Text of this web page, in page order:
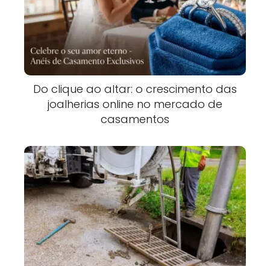
Do clique ao altar: o crescimento das
joalherias online no mercado de
casamentos